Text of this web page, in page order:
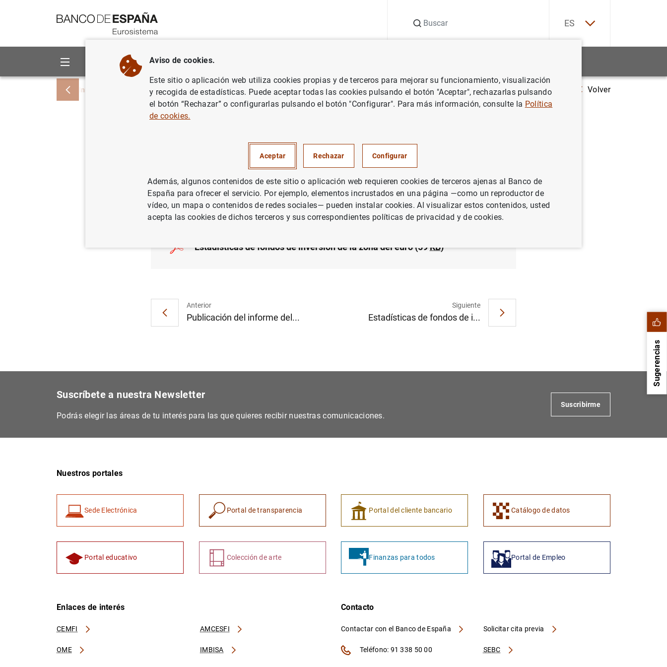
ES
Sobre el Banco Áreas de actuación
Inicio Noticias y eventos Noticias del Banco Central Europeo Notas de prensa del Banco Central Europeo Estadísticas de fondos de inversión de la zona del euro
Volver
ESPAÑA
Estadísticas de fondos de inversión de la zona del euro (59KB)
Anterior
Publicación del informe del...
Siguiente
Estadísticas de fondos de i...
Sugerencias
Suscríbete a nuestra Newsletter
Podrás elegir las áreas de tu interés para las que quieres recibir nuestras comunicaciones.
Suscribirme
Nuestros portales
Sede Electrónica Portal de transparencia Portal del cliente bancario Catálogo de datos
Portal educativo Colección de arte Finanzas para todos Portal de Empleo
Enlaces de interés
CEMFI AMCESFI
OME IMBISA
Contacto
Contactar con el Banco de España
SEBC
Solicitar cita previa
Teléfono: 91 338 50 00
Aviso de cookies.
Este sitio o aplicación web utiliza cookies propias y de terceros para mejorar su funcionamiento, visualización
y recogida de estadísticas. Puede aceptar todas las cookies pulsando el botón "Aceptar", rechazarlas pulsando
el botón “Rechazar” o configurarlas pulsando el botón "Configurar". Para más información, consulte la Política
de cookies.
Aceptar Rechazar Configurar
Además, algunos contenidos de este sitio o aplicación web requieren cookies de terceros ajenas al Banco de
España para ofrecer el servicio. Por ejemplo, elementos incrustados en una página —como un reproductor de
vídeo, un mapa o contenidos de redes sociales— pueden instalar cookies. Al visualizar estos contenidos, usted
acepta las cookies de dichos terceros y sus correspondientes políticas de privacidad y de cookies.